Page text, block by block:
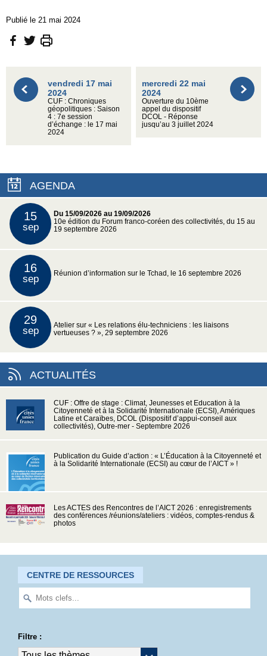
Publié le 21 mai 2024
vendredi 17 mai
2024
CUF : Chroniques
géopolitiques : Saison
4 : 7e session
d’échange : le 17 mai
2024
mercredi 22 mai
2024
Ouverture du 10ème
appel du dispositif
DCOL - Réponse
jusqu’au 3 juillet 2024
AGENDA
15
sep
Du 15/09/2026 au 19/09/2026
10e édition du Forum franco-coréen des collectivités, du 15 au
19 septembre 2026
16
sep Réunion d’information sur le Tchad, le 16 septembre 2026
29
sep
Atelier sur « Les relations élu-techniciens : les liaisons
vertueuses ? », 29 septembre 2026
ACTUALITÉS
CUF : Offre de stage : Climat, Jeunesses et Education à la
Citoyenneté et à la Solidarité Internationale (ECSI), Amériques
Latine et Caraïbes, DCOL (Dispositif d’appui-conseil aux
collectivités), Outre-mer - Septembre 2026
Publication du Guide d’action : « L’Éducation à la Citoyenneté et
à la Solidarité Internationale (ECSI) au cœur de l’AICT » !
Les ACTES des Rencontres de l’AICT 2026 : enregistrements
des conférences /réunions/ateliers : vidéos, comptes-rendus &
photos
CENTRE DE RESSOURCES
Filtre :